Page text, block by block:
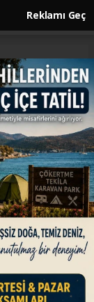
deploy
- 14:52
French
in vital